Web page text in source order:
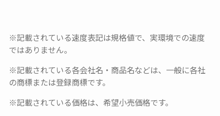
※記載されている速度表記は規格値で、実環境での速度
ではありません。
※記載されている各会社名・商品名などは、一般に各社
の商標または登録商標です。
※記載されている価格は、希望小売価格です。